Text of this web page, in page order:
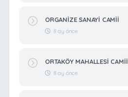
ORGANİZE SANAYİ CAMİİ
8 ay önce
ORTAKÖY MAHALLESİ CAMİİ
8 ay önce